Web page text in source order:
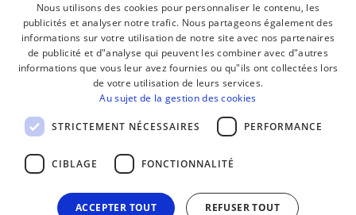
BASQUE
FRENCH
Nous utilisons des cookies pour personnaliser le contenu, les
publicités et analyser notre trafic. Nous partageons également des
informations sur votre utilisation de notre site avec nos partenaires
de publicité et d"analyse qui peuvent les combiner avec d"autres
informations que vous leur avez fournies ou qu"ils ont collectées lors
de votre utilisation de leurs services.
Au sujet de la gestion des cookies
STRICTEMENT NÉCESSAIRES PERFORMANCE
CIBLAGE FONCTIONNALITÉ
ACCEPTER TOUT REFUSER TOUT